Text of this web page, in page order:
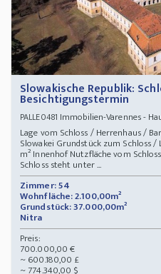
Slowakische Republik:
Besichtigungstermin
PALLE0481 Immobilien-Varennes -
Lage vom Schloss / Herrenhaus /
Slowakei Grundstück zum Schloss /
m² Innenhof Nutzfläche vom
Schloss steht unter ...
Zimmer: 54
Wohnfläche: 2.100,00m²
Grundstück: 37.000,00m²
Nitra
Preis:
700.000,00 €
~ 600.180,00 £
~ 774.340,00 $